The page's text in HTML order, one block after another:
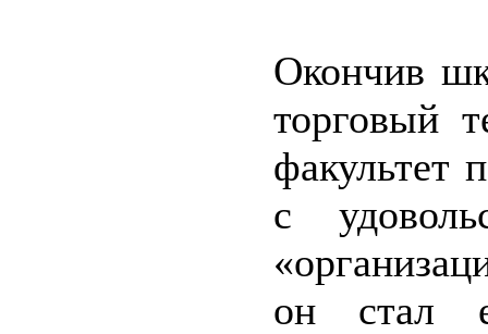
Окончив
торговый
факультет
с
он стал